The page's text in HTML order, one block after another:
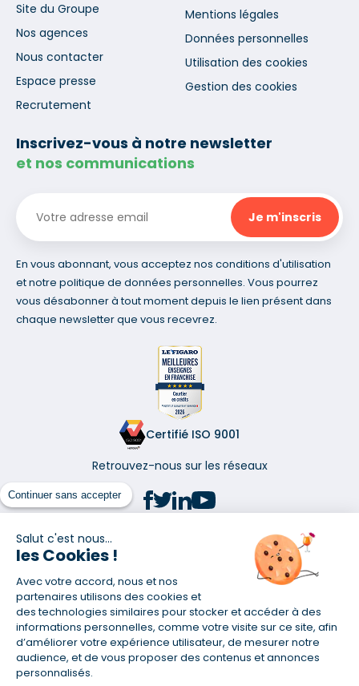
Continuer sans accepter
Salut c'est nous...
les Cookies !
Avec votre accord, nous et nos
partenaires utilisons des cookies et
des technologies similaires pour stocker et accéder à des
informations personnelles, comme votre visite sur ce site, afin
d’améliorer votre expérience utilisateur, de mesurer notre
audience, et de vous proposer des contenus et annonces
personnalisés.
Site du Groupe
Nos agences
Nous contacter
Espace presse
Recrutement
Mentions légales
Données personnelles
Utilisation des cookies
Gestion des cookies
Inscrivez-vous à notre newsletter
et nos communications
En vous abonnant, vous acceptez nos conditions d'utilisation
et notre politique de données personnelles. Vous pourrez
vous désabonner à tout moment depuis le lien présent dans
chaque newsletter que vous recevrez.
Certifié ISO 9001
Retrouvez-nous sur les réseaux
(1) Taux fixe national hors assurance et selon votre profil
(2) Économie de 65 % pour l'assurance d'un prêt amortissable de 330
457,23 € à 0,90 % sur 19,5 ans, accordé à un salarié non cadre assuré à
100 % (décès, PTIA, IPP, ITT, IPP) âgé de 36 ans fumeur et une personne
salariée non cadre assurée à 100 % (décès, PTIA, IPP, ITT, IPP) âgée de 35
ans et non-fumeur, tous deux sans risque médical connu. Au
14/07/2019, coût de l'assurance proposée par la banque 179,08 €/mois
en moyenne contre 64,60 €/mois en moyenne au 14/07/2022 avec
Empruntis.com (TAEA : 0,44 %, coût total de l'assurance : 15 117,65 €).